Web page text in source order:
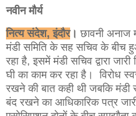
नवीन मौर्य
नित्य संदेश, इंदौर। छावनी अनाज
मंडी समिति के सह सचिव के बीच
रहा है, इसमें मंडी सचिव द्वारा
घी का काम कर रहा है। विरोध
रखने की बात कही थी जबकि मंडी
बंद रखने का आधिकारिक पत्र